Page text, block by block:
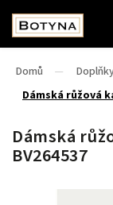
Domů /
Dámská růžová
Dámská
BV264537